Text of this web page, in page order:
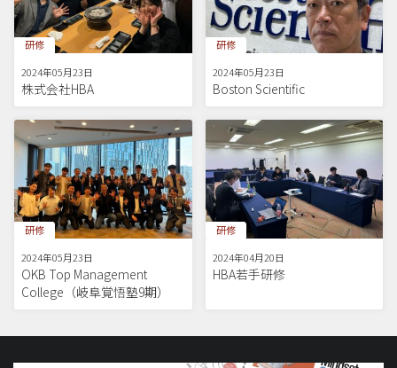
研修
2024年05月23日
株式会社HBA
研修
2024年05月23日
Boston Scientific
研修
2024年05月23日
OKB Top Management
College（岐阜覚悟塾9期）
研修
2024年04月20日
HBA若手研修